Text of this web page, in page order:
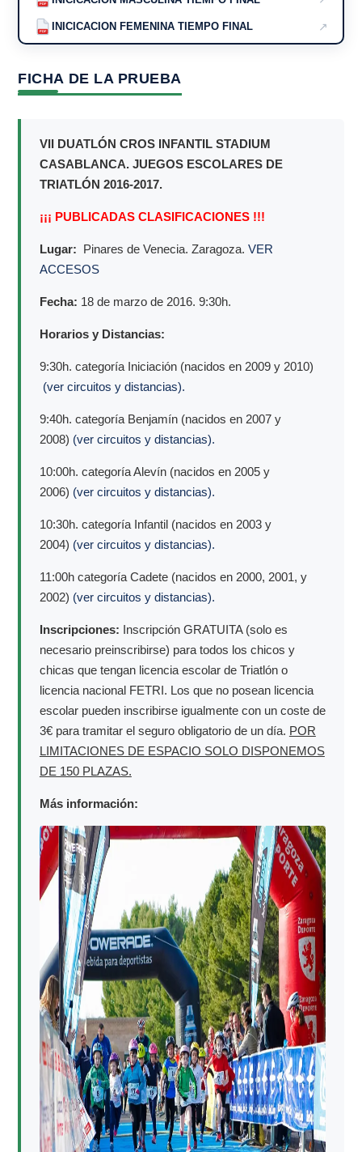
PDF
PDF INICICACION FEMENINA TIEMPO FINAL ↗
FICHA DE LA PRUEBA
VII DUATLÓN CROS INFANTIL STADIUM
CASABLANCA. JUEGOS ESCOLARES DE
TRIATLÓN 2016-2017.
¡¡¡ PUBLICADAS CLASIFICACIONES !!!
Lugar: Pinares de Venecia. Zaragoza. VER
ACCESOS
Fecha: 18 de marzo de 2016. 9:30h.
Horarios y Distancias:
9:30h. categoría Iniciación (nacidos en 2009 y 2010)
(ver circuitos y distancias).
9:40h. categoría Benjamín (nacidos en 2007 y
2008) (ver circuitos y distancias).
10:00h. categoría Alevín (nacidos en 2005 y
2006) (ver circuitos y distancias).
10:30h. categoría Infantil (nacidos en 2003 y
2004) (ver circuitos y distancias).
11:00h categoría Cadete (nacidos en 2000, 2001, y
2002) (ver circuitos y distancias).
Inscripciones: Inscripción GRATUITA (solo es
necesario preinscribirse) para todos los chicos y
chicas que tengan licencia escolar de Triatlón o
licencia nacional FETRI. Los que no posean licencia
escolar pueden inscribirse igualmente con un coste de
3€ para tramitar el seguro obligatorio de un día. POR
LIMITACIONES DE ESPACIO SOLO DISPONEMOS
DE 150 PLAZAS.
Más información: